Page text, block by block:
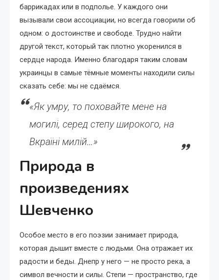
баррикадах или в подполье. У каждого они
вызывали свои ассоциации, но всегда говорили об
одном: о достоинстве и свободе. Трудно найти
другой текст, который так плотно укоренился в
сердце народа. Именно благодаря таким словам
украинцы в самые тёмные моменты находили силы
сказать себе: мы не сдаёмся.
«Як умру, то поховайте мене на
могилі, серед степу широкого, на
Вкраїні милій…»
Природа в
произведениях
Шевченко
Особое место в его поэзии занимает природа,
которая дышит вместе с людьми. Она отражает их
радости и беды. Днепр у него — не просто река, а
символ вечности и силы. Степи — пространство, где